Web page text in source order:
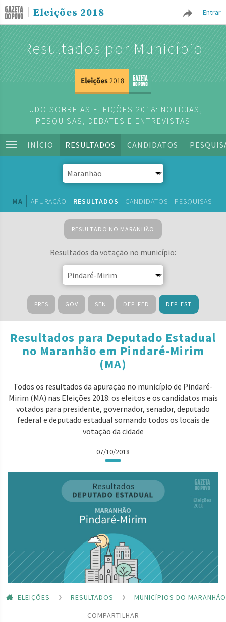
Entrar
Eleições 2018
Resultados por Município
TUDO SOBRE AS ELEIÇÕES 2018: NOTÍCIAS,
PESQUISAS, DEBATES E ENTREVISTAS
INÍCIO RESULTADOS CANDIDATOS
MA APURAÇÃO RESULTADOS CANDIDATOS PESQUISAS
RESULTADO NO MARANHÃO
Resultados da votação no município:
PRES GOV SEN DEP. FED DEP. EST
Resultados para Deputado Estadual
no Maranhão em Pindaré-Mirim
(MA)
Todos os resultados da apuração no município de Pindaré-
Mirim (MA) nas Eleições 2018: os eleitos e os candidatos mais
votados para presidente, governador, senador, deputado
federal e deputado estadual somando todos os locais de
votação da cidade
07/10/2018
ELEIÇÕES RESULTADOS
MUNICÍPIOS DO MARANHÃO
COMPARTILHAR